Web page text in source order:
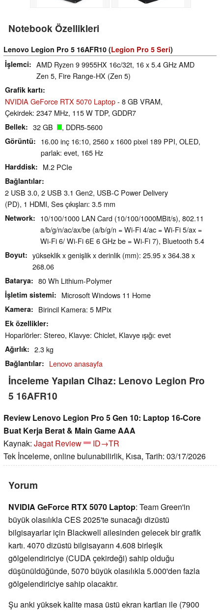
Notebook Özellikleri
Lenovo Legion Pro 5 16AFR10 (Legion Pro 5 Seri)
İşlemci
AMD Ryzen 9 9955HX 16c/32t, 16 x 5.4 GHz AMD
Zen 5, Fire Range-HX (Zen 5)
Grafik kartı
NVIDIA GeForce RTX 5070 Laptop- 8 GB VRAM,
Çekirdek: 2347 MHz, 115 W TDP, GDDR7
Bellek 32 GB , DDR5-5600
Görüntü
16.00 inç 16:10, 2560 x 1600 pixel 189 PPI, OLED,
parlak: evet, 165 Hz
Harddisk M.2 PCIe
Bağlantılar
2 USB 3.0, 2 USB 3.1 Gen2, USB-C Power Delivery
(PD), 1 HDMI, Ses çıkışları: 3.5 mm
Network
10/100/1000 LAN Card (10/100/1000MBit/s), 802.11
a/​b/​g/​n/​ac/​ax/​be (a/b/g/n = Wi-Fi 4/ac = Wi-Fi 5/ax =
Wi-Fi 6/ Wi-Fi 6E 6 GHz be = Wi-Fi 7), Bluetooth 5.4
Boyut
yükseklik x genişlik x derinlik (mm): 25.95 x 364.38 x
268.06
Batarya 80 Wh Lithium-Polymer
İşletim sistemi Microsoft Windows 11 Home
Kamera Birincil Kamera: 5 MPix
Ek özellikler
Hoparlörler: Stereo, Klavye: Chiclet, Klavye ışığı: evet
Ağırlık 2.3 kg
Bağlantılar Lenovo anasayfa
İnceleme Yapılan Cihaz: Lenovo Legion Pro
5 16AFR10
Review Lenovo Legion Pro 5 Gen 10: Laptop 16-Core
Buat Kerja Berat & Main Game AAA
Kaynak: Jagat Review
ID→TR
Tek İnceleme, online bulunabilirlik, Kısa, Tarih: 03/17/2026
Yorum
NVIDIA GeForce RTX 5070 Laptop: Team Green'in
büyük olasılıkla CES 2025'te sunacağı dizüstü
bilgisayarlar için Blackwell ailesinden gelecek bir grafik
kartı. 4070 dizüstü bilgisayarın 4.608 birleşik
gölgelendiriciye (CUDA çekirdeği) sahip olduğu
düşünüldüğünde, 5070 büyük olasılıkla 5.000'den fazla
gölgelendiriciye sahip olacaktır.
Şu anki yüksek kalite masa üstü ekran kartları ile (7900